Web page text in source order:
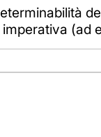
(ad